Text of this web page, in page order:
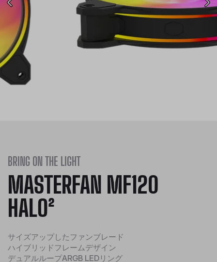
BRING ON THE LIGHT
MASTERFAN MF120
HALO²
サイズアップしたファンブレード
ハイブリッドフレームデザイン
デュアルループARGB LEDリング